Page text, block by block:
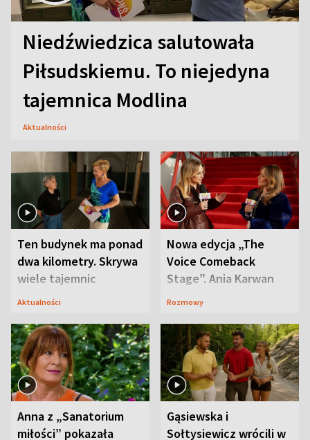
Niedźwiedzica salutowała
Piłsudskiemu. To niejedyna
tajemnica Modlina
Aktualności
Ten budynek ma ponad
dwa kilometry. Skrywa
wiele tajemnic
Aktualności
Nowa edycja „The
Voice Comeback
Stage”. Ania Karwan
zapowiada
Rozmowy
Anna z „Sanatorium
miłości” pokazała
Gąsiewska i
Sołtysiewicz wrócili w